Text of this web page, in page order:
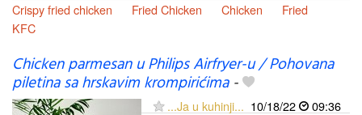
Crispy fried chicken
Fried Chicken Chicken
Fried
KFC
Chicken parmesan u Philips Airfryer-u / Pohovana
piletina sa hrskavim krompirićima-
...Ja u kuhinji... 10/18/22
09:36